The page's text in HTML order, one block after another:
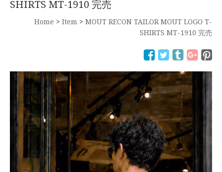
SHIRTS MT-1910 完売
Home > Item > MOUT RECON TAILOR MOUT LOGO T-
SHIRTS MT-1910 完売